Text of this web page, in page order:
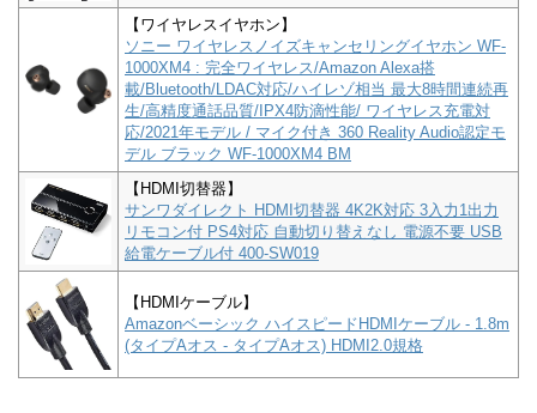
【ワイヤレスイヤホン】
ソニー ワイヤレスノイズキャンセリングイヤホン WF-
1000XM4 : 完全ワイヤレス/Amazon Alexa搭
載/Bluetooth/LDAC対応/ハイレゾ相当 最大8時間連続再
生/高精度通話品質/IPX4防滴性能/ ワイヤレス充電対
応/2021年モデル / マイク付き 360 Reality Audio認定モ
デル ブラック WF-1000XM4 BM
【HDMI切替器】
サンワダイレクト HDMI切替器 4K2K対応 3入力1出力
リモコン付 PS4対応 自動切り替えなし 電源不要 USB
給電ケーブル付 400-SW019
【HDMIケーブル】
Amazonベーシック ハイスピードHDMIケーブル - 1.8m
(タイプAオス - タイプAオス) HDMI2.0規格